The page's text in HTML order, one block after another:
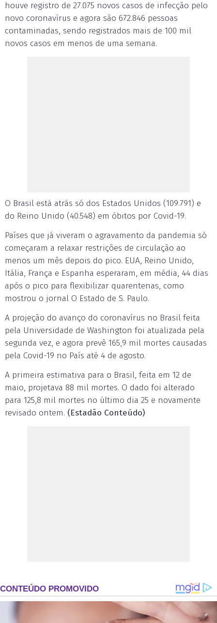
houve registro de 27.075 novos casos de infecção pelo
novo coronavírus e agora são 672.846 pessoas
contaminadas, sendo registrados mais de 100 mil
novos casos em menos de uma semana.
O Brasil está atrás só dos Estados Unidos (109.791) e
do Reino Unido (40.548) em óbitos por Covid-19.
Países que já viveram o agravamento da pandemia só
começaram a relaxar restrições de circulação ao
menos um mês depois do pico. EUA, Reino Unido,
Itália, França e Espanha esperaram, em média, 44 dias
após o pico para flexibilizar quarentenas, como
mostrou o jornal O Estado de S. Paulo.
A projeção do avanço do coronavírus no Brasil feita
pela Universidade de Washington foi atualizada pela
segunda vez, e agora prevê 165,9 mil mortes causadas
pela Covid-19 no País até 4 de agosto.
A primeira estimativa para o Brasil, feita em 12 de
maio, projetava 88 mil mortes. O dado foi alterado
para 125,8 mil mortes no último dia 25 e novamente
revisado ontem. (Estadão Conteúdo)